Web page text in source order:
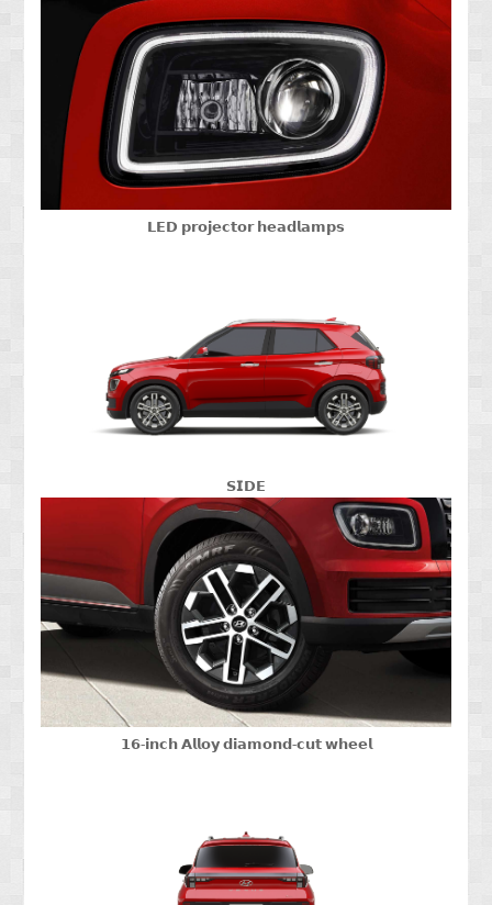
𝗟𝗘𝗗 𝗽𝗿𝗼𝗷𝗲𝗰𝘁𝗼𝗿 𝗵𝗲𝗮𝗱𝗹𝗮𝗺𝗽𝘀
𝗦𝗜𝗗𝗘
𝟭𝟲-𝗶𝗻𝗰𝗵 𝗔𝗹𝗹𝗼𝘆 𝗱𝗶𝗮𝗺𝗼𝗻𝗱-𝗰𝘂𝘁 𝘄𝗵𝗲𝗲𝗹